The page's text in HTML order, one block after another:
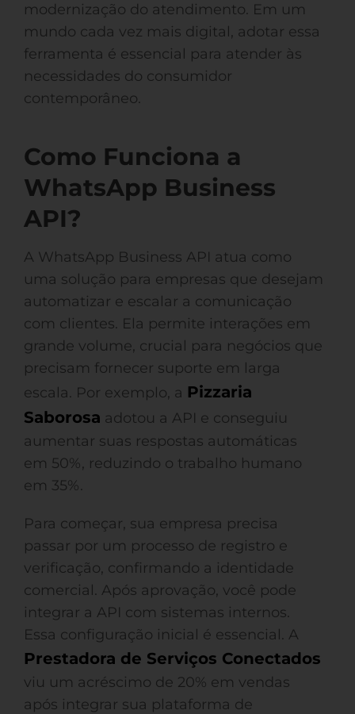
modernização do atendimento. Em um
mundo cada vez mais digital, adotar essa
ferramenta é essencial para atender às
necessidades do consumidor
contemporâneo.
Como Funciona a
WhatsApp Business
API?
A WhatsApp Business API atua como
uma solução para empresas que desejam
automatizar e escalar a comunicação
com clientes. Ela permite interações em
grande volume, crucial para negócios que
precisam fornecer suporte em larga
escala. Por exemplo, a Pizzaria
Saborosa adotou a API e conseguiu
aumentar suas respostas automáticas
em 50%, reduzindo o trabalho humano
em 35%.
Para começar, sua empresa precisa
passar por um processo de registro e
verificação, confirmando a identidade
comercial. Após aprovação, você pode
integrar a API com sistemas internos.
Essa configuração inicial é essencial. A
Prestadora de Serviços Conectados
viu um acréscimo de 20% em vendas
após integrar sua plataforma de